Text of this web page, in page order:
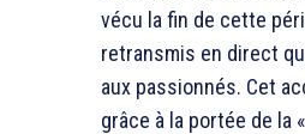
vécu la fin de cette
retransmis en direct
aux passionnés. Cet
grâce à la portée de la